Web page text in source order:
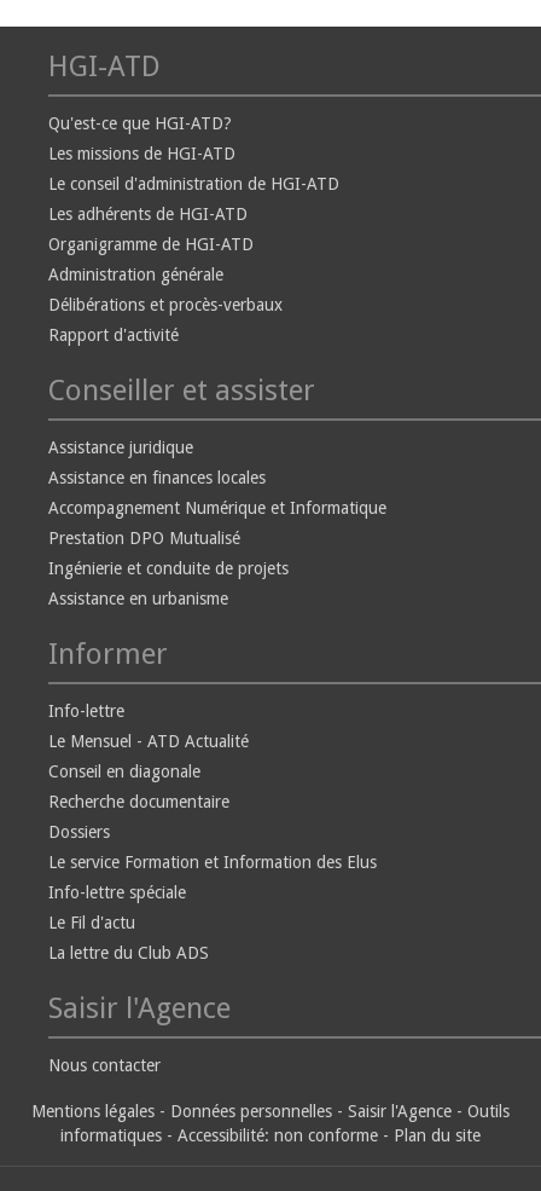
HGI-ATD
Qu'est-ce que HGI-ATD?
Les missions de HGI-ATD
Le conseil d'administration de HGI-ATD
Les adhérents de HGI-ATD
Organigramme de HGI-ATD
Administration générale
Délibérations et procès-verbaux
Rapport d'activité
Conseiller et assister
Assistance juridique
Assistance en finances locales
Accompagnement Numérique et Informatique
Prestation DPO Mutualisé
Ingénierie et conduite de projets
Assistance en urbanisme
Informer
Info-lettre
Le Mensuel - ATD Actualité
Conseil en diagonale
Recherche documentaire
Dossiers
Le service Formation et Information des Elus
Info-lettre spéciale
Le Fil d'actu
La lettre du Club ADS
Saisir l'Agence
Nous contacter
Mentions légales - Données personnelles - Saisir l'Agence - Outils
informatiques - Accessibilité: non conforme - Plan du site